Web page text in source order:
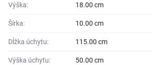
Výška: 18.00 cm
Šírka: 10.00 cm
Dĺžka úchytu: 115.00 cm
Výška úchytu: 50.00 cm